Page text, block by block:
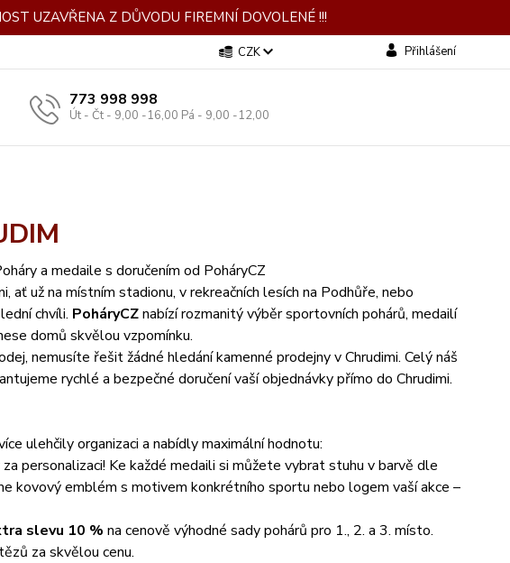
UZAVŘENA Z DŮVODU FIREMNÍ DOVOLENÉ !!!
CZK Přihlášení
773 998 998
Út - Čt - 9,00 -16,00 Pá - 9,00 -12,00
a medaile s doručením od PoháryCZ
už na místním stadionu, v rekreačních lesích na Podhůře, nebo
chvíli. PoháryCZnabízí rozmanitý výběr sportovních pohárů, medailí
domů skvělou vzpomínku.
nemusíte řešit žádné hledání kamenné prodejny v Chrudimi. Celý náš
rychlé a bezpečné doručení vaší objednávky přímo do Chrudimi.
ulehčily organizaci a nabídly maximální hodnotu:
personalizaci! Ke každé medaili si můžete vybrat stuhu v barvě dle
kovový emblém s motivem konkrétního sportu nebo logem vaší akce –
slevu 10 % na cenově výhodné sady pohárů pro 1., 2. a 3. místo.
za skvělou cenu.